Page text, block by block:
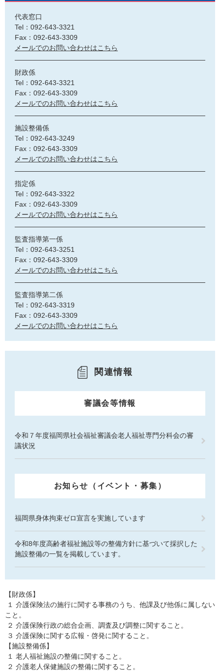
代表窓口
Tel：092-643-3321
Fax：092-643-3309
メールでのお問い合わせはこちら
財政係
Tel：092-643-3321
Fax：092-643-3309
メールでのお問い合わせはこちら
施設整備係
Tel：092-643-3249
Fax：092-643-3309
メールでのお問い合わせはこちら
指定係
Tel：092-643-3322
Fax：092-643-3309
メールでのお問い合わせはこちら
監査指導第一係
Tel：092-643-3251
Fax：092-643-3309
メールでのお問い合わせはこちら
監査指導第二係
Tel：092-643-3319
Fax：092-643-3309
メールでのお問い合わせはこちら
関連情報
審議会等情報
令和７年度福岡県社会福祉審議会老人福祉専門分科会の審
議状況
お知らせ（イベント・募集）
福岡県身体拘束ゼロ宣言を実施しています
令和8年度高齢者福祉施設等の整備方針に基づいて採択した
施設整備の一覧を掲載しています。
【財政係】
１ 介護保険法の施行に関する事務のうち、他課及び他係に属しない
こと。
２ 介護保険行政の総合企画、調査及び調整に関すること。
３ 介護保険に関する広報・啓発に関すること。
【施設整備係】
１ 老人福祉施設の整備に関すること。
２ 介護老人保健施設の整備に関すること。